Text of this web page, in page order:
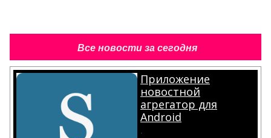
Все новости за сегодня
Приложение
новостной
агрегатор для
Android
.